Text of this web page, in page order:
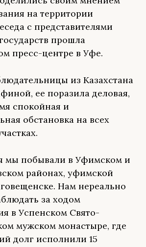
на территории
с представителями
прошла
пресс-центре в Уфе.
из Казахстана
ее поразила деловая,
спокойная и
обстановка на всех
мы побывали в Уфимском и
районах, уфимской
Нам нереально
за ходом
в Успенском Свято-
мужском монастыре, где
долг исполнили 15